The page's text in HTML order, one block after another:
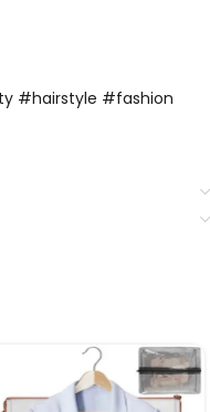
#hairstyle #fashion